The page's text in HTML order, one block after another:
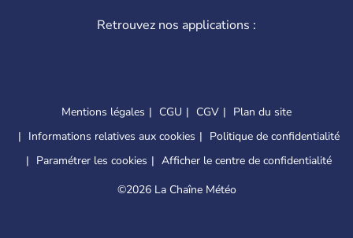
Retrouvez nos applications :
Mentions légales CGU CGV
Plan du site
Informations relatives aux cookies
Politique de confidentialité
Paramétrer les cookies
Afficher le centre de confidentialité
©2026 La Chaîne Météo